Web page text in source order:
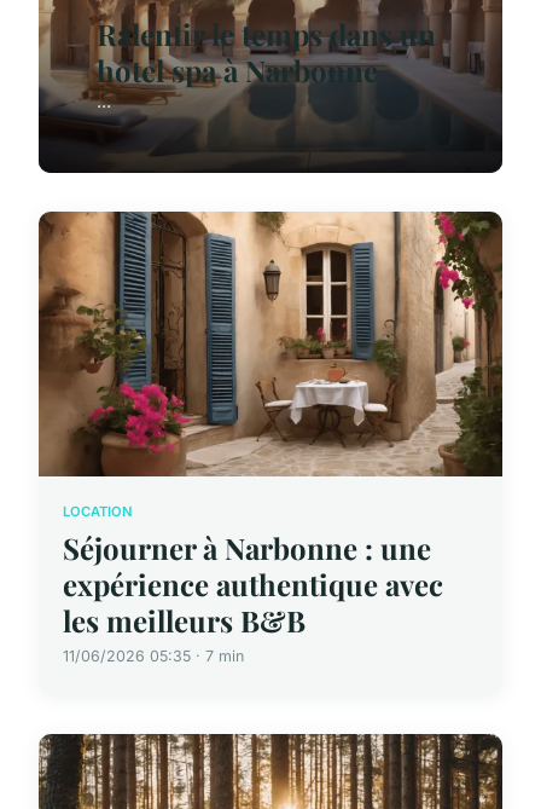
Ralentir le temps dans un
hôtel spa à Narbonne
...
LOCATION
Séjourner à Narbonne : une
expérience authentique avec
les meilleurs B&B
11/06/2026 05:35 · 7 min